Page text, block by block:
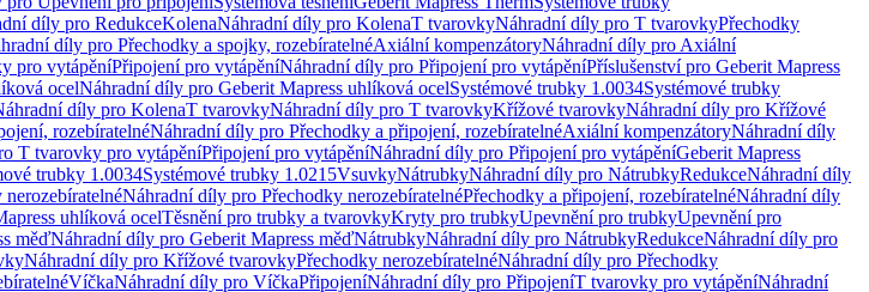
díly pro RedukceKolenaNáhradní díly pro KolenaT tvarovkyNáhradní díly pro T tvarovkyPřechodky
díly pro Přechodky a spojky, rozebíratelnéAxiální kompenzátoryNáhradní díly pro Axiální
pro vytápěníPřipojení pro vytápěníNáhradní díly pro Připojení pro vytápěníPříslušenství pro Geberit Mapress
ocelNáhradní díly pro Geberit Mapress uhlíková ocelSystémové trubky 1.0034Systémové trubky
díly pro KolenaT tvarovkyNáhradní díly pro T tvarovkyKřížové tvarovkyNáhradní díly pro Křížové
rozebíratelnéNáhradní díly pro Přechodky a připojení, rozebíratelnéAxiální kompenzátoryNáhradní díly
T tvarovky pro vytápěníPřipojení pro vytápěníNáhradní díly pro Připojení pro vytápěníGeberit Mapress
trubky 1.0034Systémové trubky 1.0215VsuvkyNátrubkyNáhradní díly pro NátrubkyRedukceNáhradní díly
nerozebíratelnéNáhradní díly pro Přechodky nerozebíratelnéPřechodky a připojení, rozebíratelnéNáhradní díly
uhlíková ocelTěsnění pro trubky a tvarovkyKryty pro trubkyUpevnění pro trubkyUpevnění pro
měďNáhradní díly pro Geberit Mapress měďNátrubkyNáhradní díly pro NátrubkyRedukceNáhradní díly pro
Náhradní díly pro Křížové tvarovkyPřechodky nerozebíratelnéNáhradní díly pro Přechodky
VíčkaNáhradní díly pro VíčkaPřipojeníNáhradní díly pro PřipojeníT tvarovky pro vytápěníNáhradní